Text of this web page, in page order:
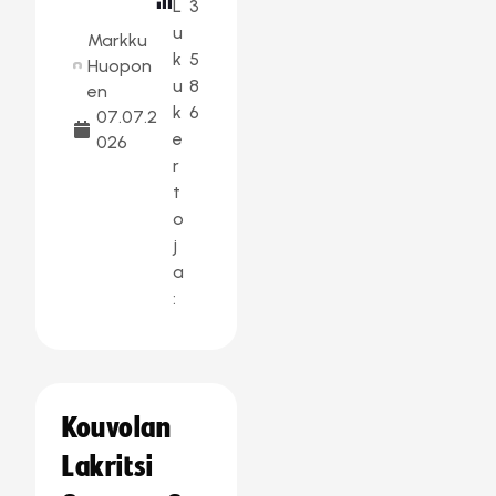
Markku
Huopon
en
07.07.2
026
L
u
k
u
k
e
r
t
o
j
a
:
3
5
8
6
Kouvolan
Lakritsi